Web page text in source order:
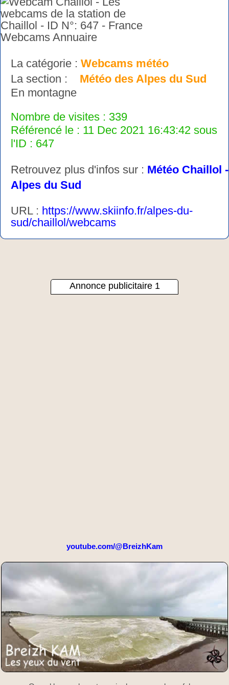
La catégorie : Webcams météo
La section : Météo des Alpes du Sud
En montagne
Nombre de visites : 339
Référencé le : 11 Dec 2021 16:43:42 sous
l'ID : 647
Retrouvez plus d'infos sur : Météo Chaillol -
Alpes du Sud
URL : https://www.skiinfo.fr/alpes-du-
sud/chaillol/webcams
Annonce publicitaire 1
youtube.com/@BreizhKam